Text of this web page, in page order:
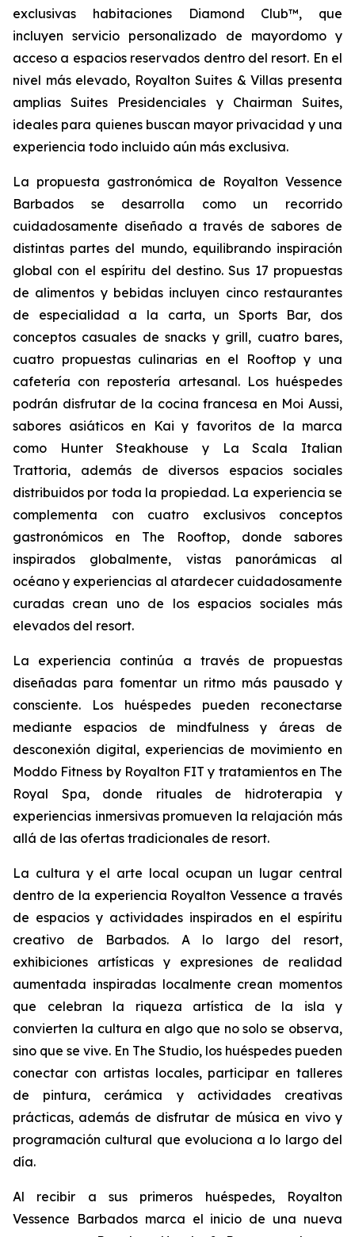
exclusivas habitaciones Diamond Club™, que
incluyen servicio personalizado de mayordomo y
acceso a espacios reservados dentro del resort. En el
nivel más elevado, Royalton Suites & Villas presenta
amplias Suites Presidenciales y Chairman Suites,
ideales para quienes buscan mayor privacidad y una
experiencia todo incluido aún más exclusiva.
La propuesta gastronómica de Royalton Vessence
Barbados se desarrolla como un recorrido
cuidadosamente diseñado a través de sabores de
distintas partes del mundo, equilibrando inspiración
global con el espíritu del destino. Sus 17 propuestas
de alimentos y bebidas incluyen cinco restaurantes
de especialidad a la carta, un Sports Bar, dos
conceptos casuales de snacks y grill, cuatro bares,
cuatro propuestas culinarias en el Rooftop y una
cafetería con repostería artesanal. Los huéspedes
podrán disfrutar de la cocina francesa en Moi Aussi,
sabores asiáticos en Kai y favoritos de la marca
como Hunter Steakhouse y La Scala Italian
Trattoria, además de diversos espacios sociales
distribuidos por toda la propiedad. La experiencia se
complementa con cuatro exclusivos conceptos
gastronómicos en The Rooftop, donde sabores
inspirados globalmente, vistas panorámicas al
océano y experiencias al atardecer cuidadosamente
curadas crean uno de los espacios sociales más
elevados del resort.
La experiencia continúa a través de propuestas
diseñadas para fomentar un ritmo más pausado y
consciente. Los huéspedes pueden reconectarse
mediante espacios de mindfulness y áreas de
desconexión digital, experiencias de movimiento en
Moddo Fitness by Royalton FIT y tratamientos en The
Royal Spa, donde rituales de hidroterapia y
experiencias inmersivas promueven la relajación más
allá de las ofertas tradicionales de resort.
La cultura y el arte local ocupan un lugar central
dentro de la experiencia Royalton Vessence a través
de espacios y actividades inspirados en el espíritu
creativo de Barbados. A lo largo del resort,
exhibiciones artísticas y expresiones de realidad
aumentada inspiradas localmente crean momentos
que celebran la riqueza artística de la isla y
convierten la cultura en algo que no solo se observa,
sino que se vive. En The Studio, los huéspedes pueden
conectar con artistas locales, participar en talleres
de pintura, cerámica y actividades creativas
prácticas, además de disfrutar de música en vivo y
programación cultural que evoluciona a lo largo del
día.
Al recibir a sus primeros huéspedes, Royalton
Vessence Barbados marca el inicio de una nueva